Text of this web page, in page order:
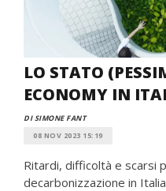
LO STATO
ECONOMY IN
DI SIMONE FANT
08 NOV 2023 15:19
Ritardi, difficoltà e scarsi
decarbonizzazione in